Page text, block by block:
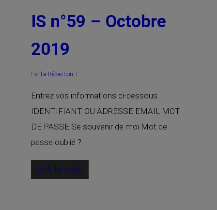
IS n°59 – Octobre
2019
Par La Rédaction
Entrez vos informations ci-dessous.
IDENTIFIANT OU ADRESSE EMAIL MOT
DE PASSE Se souvenir de moi Mot de
passe oublié ?
Lire la suite